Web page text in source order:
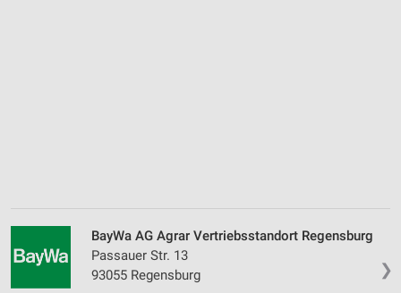
❯
BayWa AG Agrar Vertriebsstandort Regensburg
Passauer Str. 13
93055 Regensburg